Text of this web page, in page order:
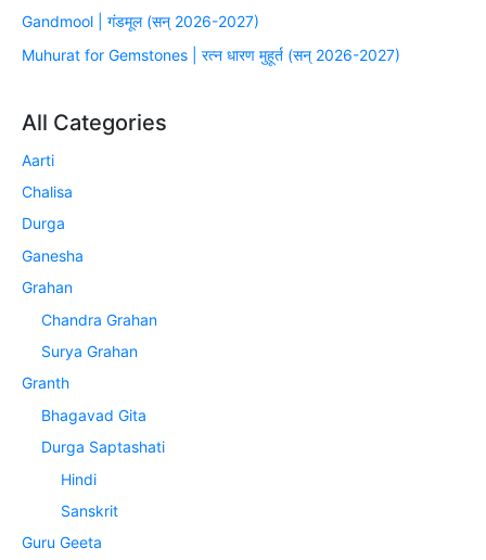
Gandmool | गंडमूल (सन् 2026-2027)
Muhurat for Gemstones | रत्न धारण मुहूर्त (सन् 2026-2027)
All Categories
Aarti
Chalisa
Durga
Ganesha
Grahan
Chandra Grahan
Surya Grahan
Granth
Bhagavad Gita
Durga Saptashati
Hindi
Sanskrit
Guru Geeta